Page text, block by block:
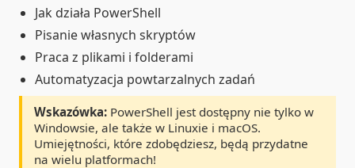
Jak działa PowerShell
Pisanie własnych skryptów
Praca z plikami i folderami
Automatyzacja powtarzalnych zadań
Wskazówka: PowerShell jest dostępny nie tylko w
Windowsie, ale także w Linuxie i macOS.
Umiejętności, które zdobędziesz, będą przydatne
na wielu platformach!